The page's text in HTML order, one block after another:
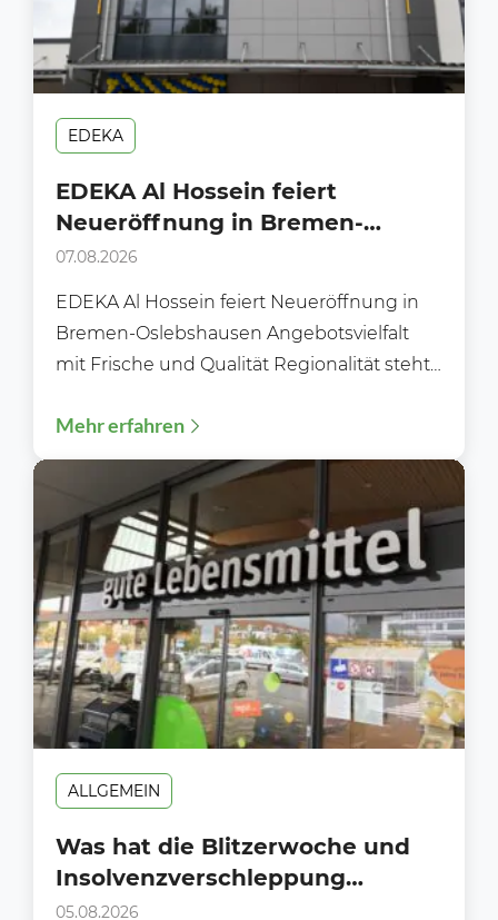
EDEKA
EDEKA Al Hossein feiert
Neueröffnung in Bremen-
Oslebshausen
07.08.2026
EDEKA Al Hossein feiert Neueröffnung in
Bremen-Oslebshausen Angebotsvielfalt
mit Frische und Qualität Regionalität steht
Flexibles und bequemes Einkaufen...
Mehr erfahren
ALLGEMEIN
Was hat die Blitzerwoche und
Insolvenzverschleppung
gemeinsam?
05.08.2026